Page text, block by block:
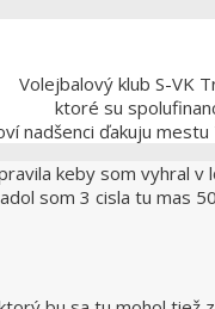
Volejbalový klub S-VK
ktoré su
nadšenci ďakuju
keby som vyhral v
som 3 cisla tu mas